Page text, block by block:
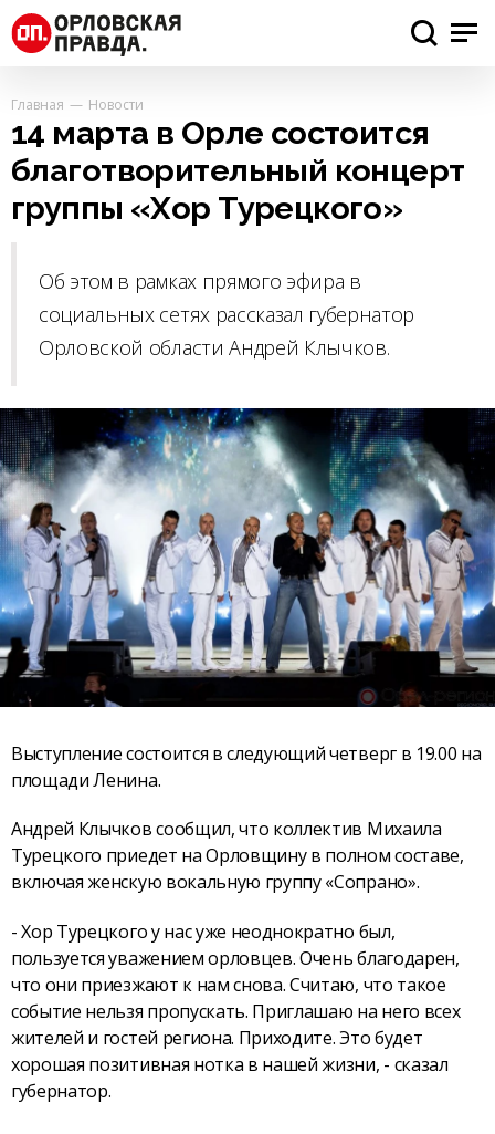
Главная Новости
14 марта в Орле состоится
благотворительный концерт
группы «Хор Турецкого»
Об этом в рамках прямого эфира в
социальных сетях рассказал губернатор
Орловской области Андрей Клычков.
Выступление состоится в следующий четверг в 19.00 на
площади Ленина.
Андрей Клычков сообщил, что коллектив Михаила
Турецкого приедет на Орловщину в полном составе,
включая женскую вокальную группу «Сопрано».
- Хор Турецкого у нас уже неоднократно был,
пользуется уважением орловцев. Очень благодарен,
что они приезжают к нам снова. Считаю, что такое
событие нельзя пропускать. Приглашаю на него всех
жителей и гостей региона. Приходите. Это будет
хорошая позитивная нотка в нашей жизни, - сказал
губернатор.